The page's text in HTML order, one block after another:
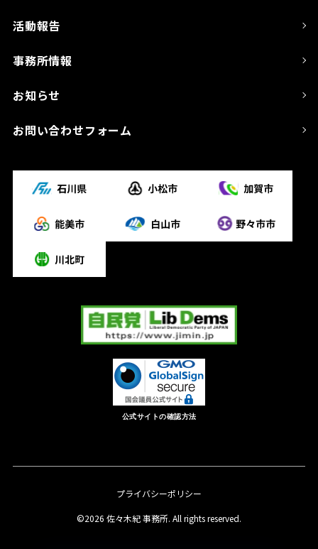
活動報告
事務所情報
お知らせ
お問い合わせフォーム
公式サイトの確認方法
プライバシーポリシー
©2026 佐々木紀 事務所. All rights reserved.